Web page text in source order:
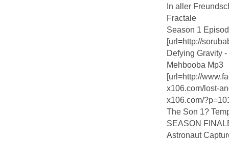
In aller
Fractale
Season 1
[url=http://
Defying Gravity
Mehbooba Mp3
[url=http://
x106.com/lost-
x106.com/
The Son 1?
SEASON
Astronaut